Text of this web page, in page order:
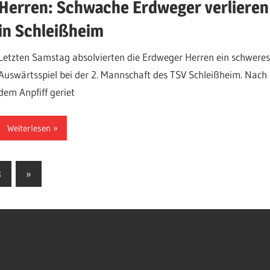
Schwache Erdweger verlieren
Schleißheim
Samstag absolvierten die Erdweger Herren ein schweres
bei der 2. Mannschaft des TSV Schleißheim. Nach
Anpfiff geriet
Weiterlesen
Nächste
Beiträge
»